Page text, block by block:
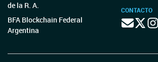
de la R. A.
BFA Blockchain Federal
Argentina
CONTACTO